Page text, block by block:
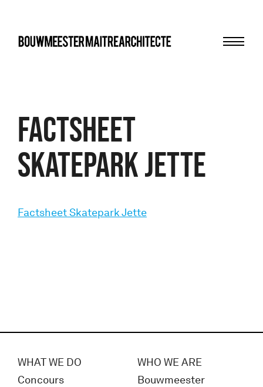
Factsheet
Skatepark Jette
Factsheet Skatepark Jette
WHAT WE DO
Concours
WHO WE ARE
Bouwmeester